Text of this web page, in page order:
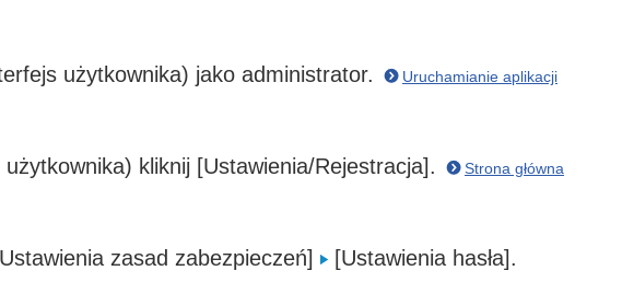
użytkownika) jako administrator.
Uruchamianie aplikacji
kliknij [Ustawienia/Rejestracja].
Strona główna
zasad zabezpieczeń] [Ustawienia hasła].